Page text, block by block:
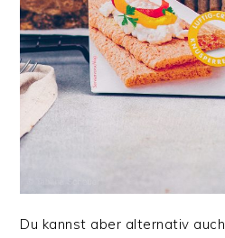
Du kannst aber alternativ auch